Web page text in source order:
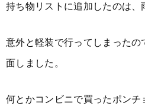
持ち物リストに追加したのは、
意外と軽装で行ってしまったの
面しました。
何とかコンビニで買ったポンチ